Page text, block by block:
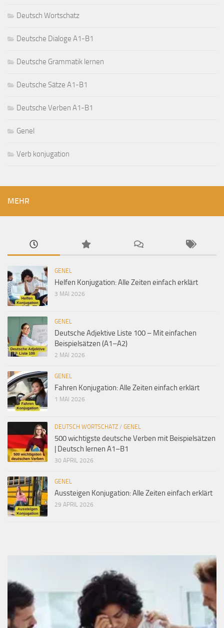
Deutsch Wortschatz
Deutsche Dialoge A1-B1
Deutsche Grammatik lernen
Deutsche Sätze A1-B1
Deutsche Verben A1-B1
Genel
Verb konjugation
MEHR
GENEL
Helfen Konjugation: Alle Zeiten einfach erklärt
3 MAI 2026
GENEL
Deutsche Adjektive Liste 100 – Mit einfachen
Beispielsätzen (A1–A2)
2 MAI 2026
GENEL
Fahren Konjugation: Alle Zeiten einfach erklärt
1 MAI 2026
DEUTSCH WORTSCHATZ / GENEL
500 wichtigste deutsche Verben mit Beispielsätzen
| Deutsch lernen A1–B1
30 APRIL 2026
GENEL
Aussteigen Konjugation: Alle Zeiten einfach erklärt
29 APRIL 2026